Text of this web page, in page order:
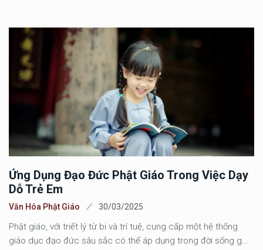
Ứng Dụng Đạo Đức Phật Giáo Trong Việc Dạy
Dỗ Trẻ Em
Văn Hóa Phật Giáo 30/03/2025
Phật giáo, với triết lý từ bi và trí tuệ, cung cấp một hệ thống
giáo dục đạo đức sâu sắc có thể áp dụng trong đời sống g...